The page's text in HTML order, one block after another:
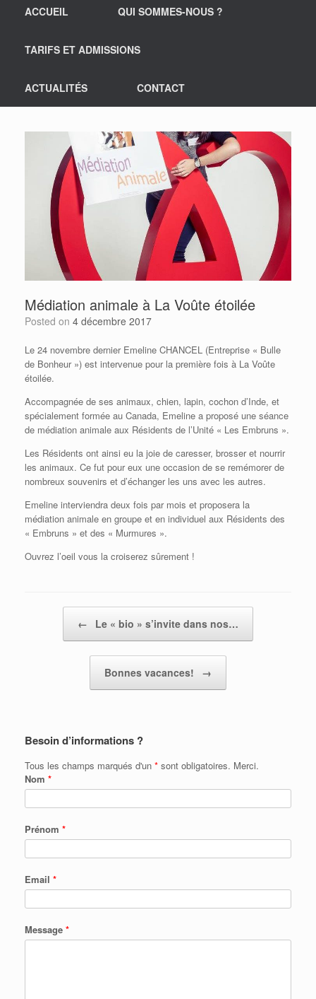
ACCUEIL QUI SOMMES-NOUS ?
TARIFS ET ADMISSIONS
ACTUALITÉS CONTACT
Médiation animale à La Voûte étoilée
Posted on 4 décembre 2017
Le 24 novembre dernier Emeline CHANCEL (Entreprise « Bulle
de Bonheur ») est intervenue pour la première fois à La Voûte
étoilée.
Accompagnée de ses animaux, chien, lapin, cochon d’Inde, et
spécialement formée au Canada, Emeline a proposé une séance
de médiation animale aux Résidents de l’Unité « Les Embruns ».
Les Résidents ont ainsi eu la joie de caresser, brosser et nourrir
les animaux. Ce fut pour eux une occasion de se remémorer de
nombreux souvenirs et d’échanger les uns avec les autres.
Emeline interviendra deux fois par mois et proposera la
médiation animale en groupe et en individuel aux Résidents des
« Embruns » et des « Murmures ».
Ouvrez l’oeil vous la croiserez sûrement !
← Le « bio » s’invite dans nos…
Bonnes vacances! →
Besoin d’informations ?
Tous les champs marqués d'un * sont obligatoires. Merci.
Nom *
Prénom *
Email *
Message *